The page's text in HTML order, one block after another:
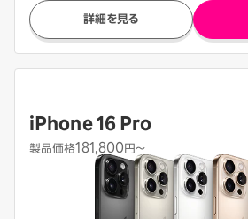
詳細を見る
iPhone 16 Pro
製品価格181,800 円〜